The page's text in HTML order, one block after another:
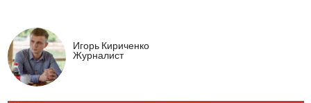
Игорь Кириченко
Журналист